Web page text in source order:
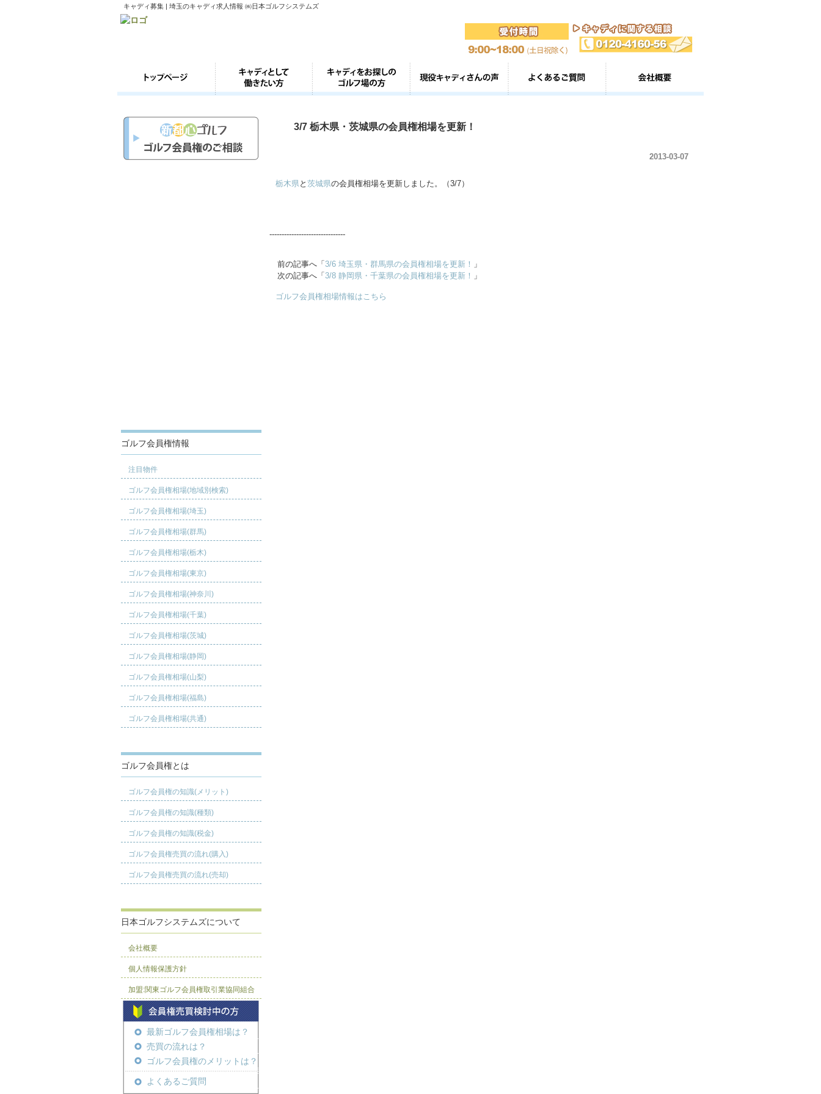
キャディ募集 | 埼玉のキャディ求人情報 ㈱日本ゴルフシステムズ
3/7 栃木県・茨城県の会員権相場を更新！
2013-03-07
栃木県と 茨城県の会員権相場を更新しました。（3/7）
-------------------------------
前の記事へ「 3/6 埼玉県・群馬県の会員権相場を更新！
」
次の記事へ「 3/8 静岡県・千葉県の会員権相場を更新！ 」
ゴルフ会員権相場情報はこちら
ゴルフ会員権情報
注目物件
ゴルフ会員権相場(地域別検索)
ゴルフ会員権相場(埼玉)
ゴルフ会員権相場(群馬)
ゴルフ会員権相場(栃木)
ゴルフ会員権相場(東京)
ゴルフ会員権相場(神奈川)
ゴルフ会員権相場(千葉)
ゴルフ会員権相場(茨城)
ゴルフ会員権相場(静岡)
ゴルフ会員権相場(山梨)
ゴルフ会員権相場(福島)
ゴルフ会員権相場(共通)
ゴルフ会員権とは
ゴルフ会員権の知識(メリット)
ゴルフ会員権の知識(種類)
ゴルフ会員権の知識(税金)
ゴルフ会員権売買の流れ(購入)
ゴルフ会員権売買の流れ(売却)
日本ゴルフシステムズについて
会社概要
個人情報保護方針
加盟:関東ゴルフ会員権取引業協同組合
最新ゴルフ会員権相場は？
売買の流れは？
ゴルフ会員権のメリットは？
よくあるご質問